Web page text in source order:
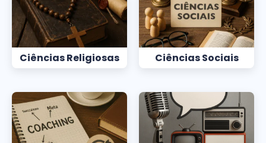
Ciências Religiosas Ciências Sociais